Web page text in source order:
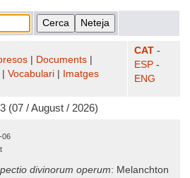
Documents
Vocabulari Imatges
CAT -
ESP -
ENG
(07 / August / 2026)
06
divinorum operum: Melanchton